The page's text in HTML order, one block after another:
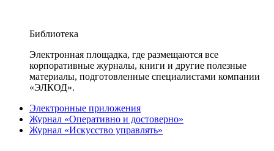
Библиотека
Электронная площадка, где размещаются все
корпоративные журналы, книги и другие полезные
материалы, подготовленные специалистами компании
«ЭЛКОД».
Электронные приложения
Журнал «Оперативно и достоверно»
Журнал «Искусство управлять»